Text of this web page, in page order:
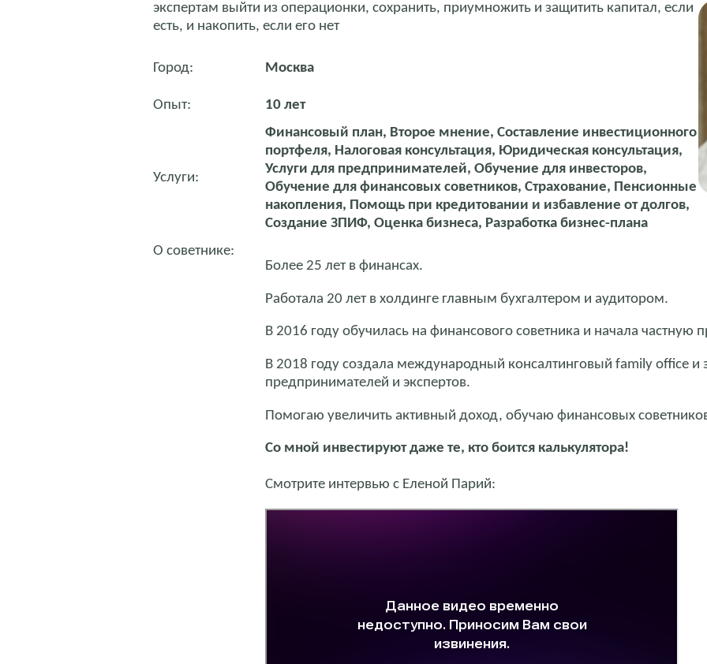
экспертам выйти из операционки, сохранить, приумножить и защитить капитал, если
есть, и накопить, если его нет
Город: Москва
Опыт: 10 лет
Услуги:
Финансовый план, Второе мнение, Составление инвестиционного
портфеля, Налоговая консультация, Юридическая консультация,
Услуги для предпринимателей, Обучение для инвесторов,
Обучение для финансовых советников, Страхование, Пенсионные
накопления, Помощь при кредитовании и избавление от долгов,
Создание ЗПИФ, Оценка бизнеса, Разработка бизнес-плана
О советнике:
Более 25 лет в финансах.
Работала 20 лет в холдинге главным бухгалтером и аудитором.
В 2016 году обучилась на финансового советника и начала частную
В 2018 году создала международный консалтинговый family office и
предпринимателей и экспертов.
Помогаю увеличить активный доход, обучаю финансовых
Со мной инвестируют даже те, кто боится калькулятора!
Смотрите интервью с Еленой Парий: